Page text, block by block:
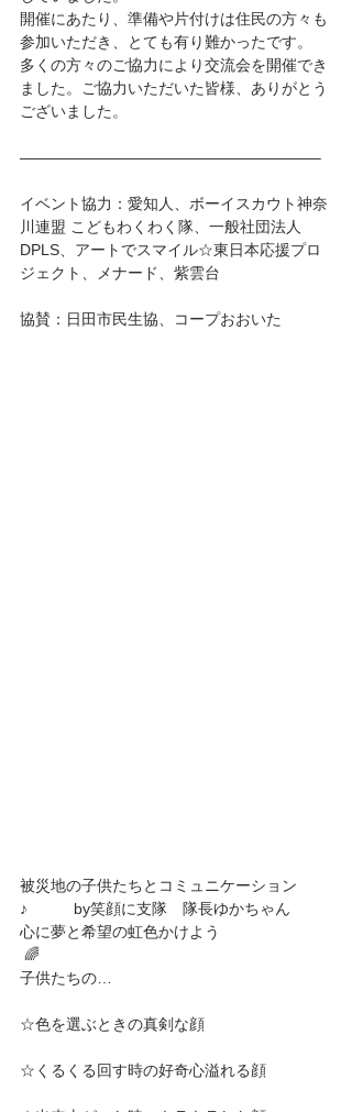
開催にあたり、準備や片付けは住民の方々も
参加いただき、とても有り難かったです。
多くの方々のご協力により交流会を開催でき
ました。ご協力いただいた皆様、ありがとう
ございました。
———————————————————–
イベント協力：愛知人、ボーイスカウト神奈
川連盟 こどもわくわく隊、一般社団法人
DPLS、アートでスマイル☆東日本応援プロ
ジェクト、メナード、紫雲台
協賛：日田市民生協、コープおおいた
被災地の子供たちとコミュニケーション
♪　　　by笑顔に支隊　隊長ゆかちゃん
心に夢と希望の虹色かけよう
🌈
子供たちの…
☆色を選ぶときの真剣な顔
☆くるくる回す時の好奇心溢れる顔